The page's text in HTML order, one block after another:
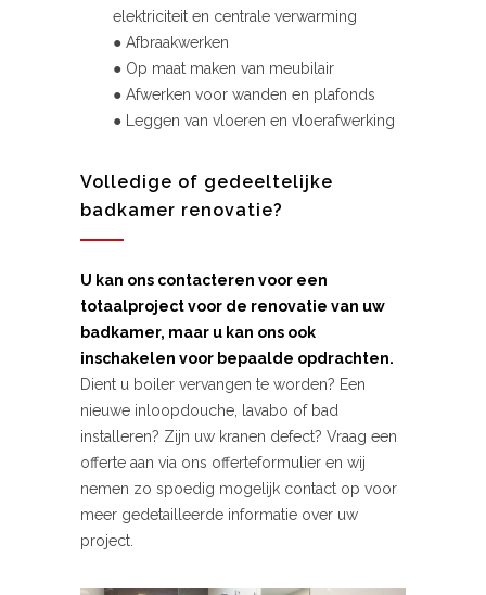
elektriciteit en centrale verwarming
● Afbraakwerken
● Op maat maken van meubilair
● Afwerken voor wanden en plafonds
● Leggen van vloeren en vloerafwerking
Volledige of gedeeltelijke
badkamer renovatie?
U kan ons contacteren voor een
totaalproject voor de renovatie van uw
badkamer, maar u kan ons ook
inschakelen voor bepaalde opdrachten.
Dient u boiler vervangen te worden? Een
nieuwe inloopdouche, lavabo of bad
installeren? Zijn uw kranen defect? Vraag een
offerte aan via ons offerteformulier en wij
nemen zo spoedig mogelijk contact op voor
meer gedetailleerde informatie over uw
project.